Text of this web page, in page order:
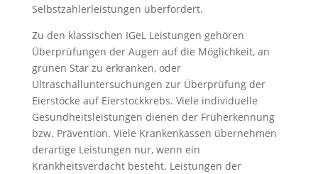
Selbstzahlerleistungen überfordert.
Zu den klassischen IGeL Leistungen gehören
Überprüfungen der Augen auf die Möglichkeit, an
grünen Star zu erkranken, oder
Ultraschalluntersuchungen zur Überprüfung der
Eierstöcke auf Eierstockkrebs. Viele individuelle
Gesundheitsleistungen dienen der Früherkennung
bzw. Prävention. Viele Krankenkassen übernehmen
derartige Leistungen nur, wenn ein
Krankheitsverdacht besteht. Leistungen der